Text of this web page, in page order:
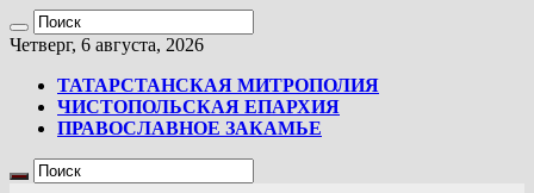
Четверг, 6 августа, 2026
ТАТАРСТАНСКАЯ МИТРОПОЛИЯ
ЧИСТОПОЛЬСКАЯ ЕПАРХИЯ
ПРАВОСЛАВНОЕ ЗАКАМЬЕ